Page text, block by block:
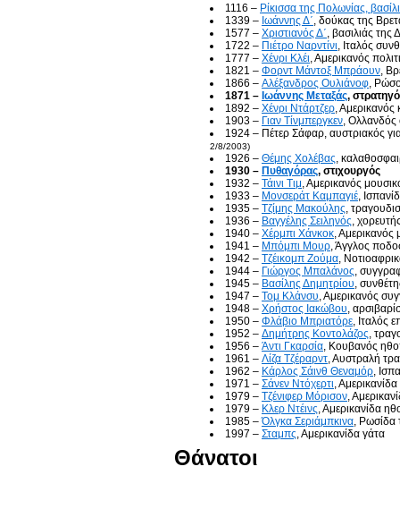
1116 – Ρίκισσα της Πολωνίας,
1339 – Ιωάννης Δ΄, δούκας της
1577 – Χριστιανός Δ΄, βασιλιάς της
1722 – Πιέτρο Ναρντίνι, Ιταλός
1777 – Χένρι Κλέι, Αμερικανός
1821 – Φορντ Μάντοξ Μπράουν,
1866 – Αλέξανδρος Ουλιάνοφ,
1871 – Ιωάννης Μεταξάς,
1892 – Χένρι Ντάρτζερ, Αμερικανός
1903 – Γιαν Τίνμπεργκεν, Ολλανδός
1924 – Πέτερ Σάφαρ, αυστριακός
2/8/2003)
1926 – Θέμης Χολέβας,
1930 – Πυθαγόρας, στιχουργός
1932 – Τάινι Τιμ, Αμερικανός
1933 – Μονσεράτ Καμπαγιέ,
1935 – Τζίμης Μακούλης,
1936 – Βαγγέλης Σειληνός,
1940 – Χέρμπι Χάνκοκ, Αμερικανός
1941 – Μπόμπι Μουρ, Άγγλος
1942 – Τζέικομπ Ζούμα,
1944 – Γιώργος Μπαλάνος,
1945 – Βασίλης Δημητρίου,
1947 – Τομ Κλάνσυ, Αμερικανός
1948 – Χρήστος Ιακώβου,
1950 – Φλάβιο Μπριατόρε, Ιταλός
1952 – Δημήτρης Κοντολάζος,
1956 – Άντι Γκαρσία, Κουβανός
1961 – Λίζα Τζέραρντ, Αυστραλή
1962 – Κάρλος Σάινθ Θεναμόρ,
1971 – Σάνεν Ντόχερτι,
1979 – Τζένιφερ Μόρισον,
1979 – Κλερ Ντέινς, Αμερικανίδα
1985 –Όλγκα Σεριάμπκινα, Ρωσίδα
1997 – Σταμπς, Αμερικανίδα γάτα
Θάνατοι